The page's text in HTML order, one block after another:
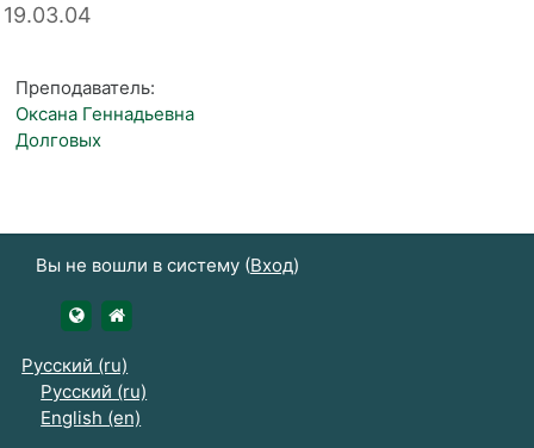
19.03.04
Преподаватель:
Оксана Геннадьевна
Долговых
Вы не вошли в систему (Вход)
https://udsau.ru
Русский ‎(ru)‎
Русский ‎(ru)‎
English ‎(en)‎